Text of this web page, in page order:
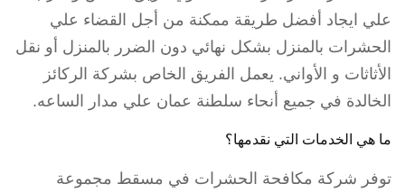
علي ايجاد أفضل طريقة ممكنة من أجل القضاء علي
الحشرات بالمنزل بشكل نهائي دون الضرر بالمنزل أو نقل
الأثاثات و الأواني. يعمل الفريق الخاص بشركة الركائز
الخالدة في جميع أنحاء سلطنة عمان علي مدار الساعه.
ما هي الخدمات التي نقدمها؟
توفر شركة مكافحة الحشرات في مسقط مجموعة